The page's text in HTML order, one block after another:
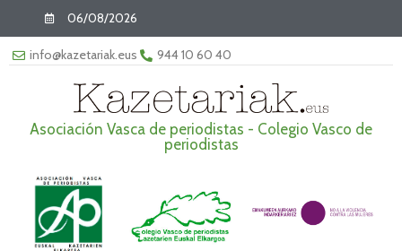
06/08/2026
info@kazetariak.eus 944 10 60 40
Asociación Vasca de periodistas - Colegio Vasco de
periodistas